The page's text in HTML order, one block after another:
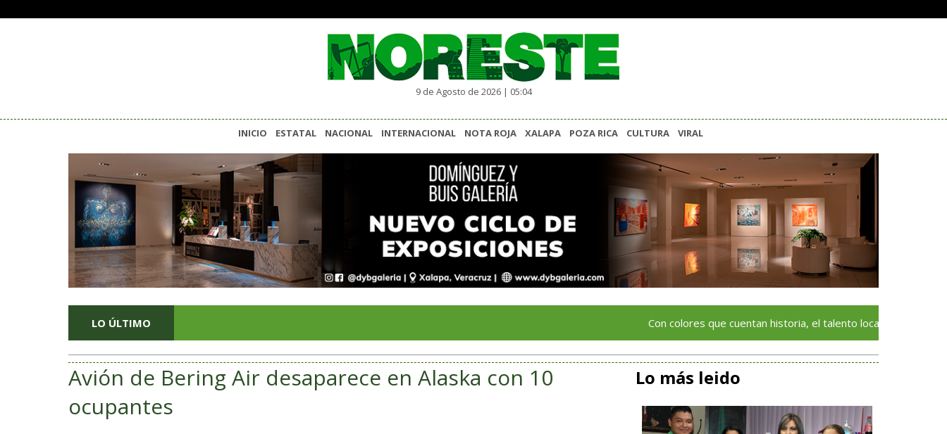
9 de Agosto de 2026 | 05:04
INICIO ESTATAL NACIONAL INTERNACIONAL NOTA ROJA XALAPA POZA RICA CULTURA VIRAL
LO ÚLTIMO Con colores que cuentan historia, el talento local deja huella en el
Avión de Bering Air desaparece en Alaska con 10
ocupantes
Lo más leido